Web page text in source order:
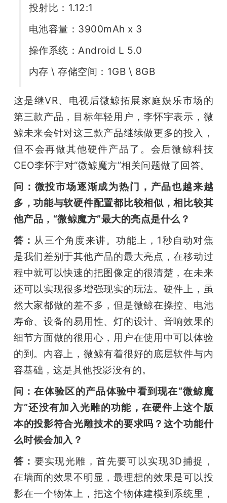
投射比：1.12:1
电池容量：3900mAh x 3
操作系统：Android L 5.0
内存 \ 存储空间：1GB \ 8GB
这是继VR、电视后微鲸拓展家庭娱乐市场的
第三款产品，目标年轻用户，李怀宇表示，微
鲸未来会针对这三款产品继续做更多的投入，
但不会再做其他硬件产品了。会后微鲸科技
CEO李怀宇对“微鲸魔方”相关问题做了回答。
问：微投市场逐渐成为热门，产品也越来越
多，功能与软硬件配置都比较相似，相比较其
他产品，“微鲸魔方”最大的亮点是什么？
答： 从三个角度来讲。功能上，1秒自动对焦
是我们差别于其他产品的最大亮点，在移动过
程中就可以快速的把图像定的很清楚，在未来
还可以实现很多增强现实的玩法。硬件上，虽
然大家都做的差不多，但是微鲸在操控、电池
寿命、设备的易用性、灯的设计、音响效果的
细节方面做的很用心，用户在使用中可以体验
的到。内容上，微鲸有着很好的底层软件与内
容基础，这是其他投影没有的。
问：在体验区的产品体验中看到现在“微鲸魔
方”还没有加入光雕的功能，在硬件上这个版
本的投影符合光雕技术的要求吗？这个功能什
么时候会加入？
答： 要实现光雕，首先要可以实现3D捕捉，
在墙面的效果不明显，最理想的效果是可以投
影在一个物体上，把这个物体建模到系统里，